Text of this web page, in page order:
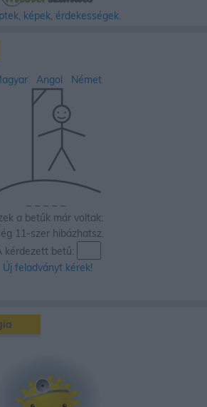
Angol Német
a betűk már voltak:
11-szer hibázhatsz.
kérdezett betű:
Új feladványt kérek!
képek, érdekességek.